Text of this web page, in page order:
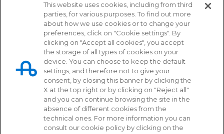
Tangenziale di Napoli S.p.A.
Via Cintia, svincolo Fuorigrotta
80126 - Napoli
081 72 54 111 (pbx)
This website uses cookies, including from third
parties, for various purposes. To find out more
about how we use cookies or to change your
preferences, click on "Cookie settings". By
clicking on "Accept all cookies", you accept
the storage of all types of cookies on your
device. You can choose to keep the default
settings, and therefore not to give your
consent, by closing this banner by clicking the
X at the top right or by clicking on "Reject all"
and you can continue browsing the site in the
absence of different cookies from the
technical ones. For more information you can
consult our cookie policy by clicking on the